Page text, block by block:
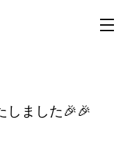
しました🎉🎉